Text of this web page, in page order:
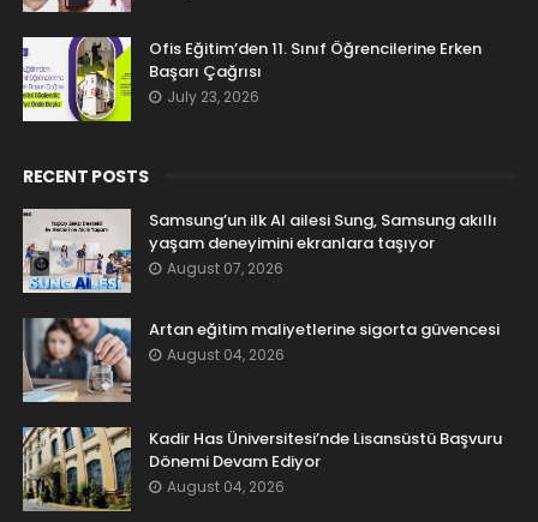
Ofis Eğitim’den 11. Sınıf Öğrencilerine Erken
Başarı Çağrısı
July 23, 2026
RECENT POSTS
Samsung’un ilk AI ailesi Sung, Samsung akıllı
yaşam deneyimini ekranlara taşıyor
August 07, 2026
Artan eğitim maliyetlerine sigorta güvencesi
August 04, 2026
Kadir Has Üniversitesi’nde Lisansüstü Başvuru
Dönemi Devam Ediyor
August 04, 2026